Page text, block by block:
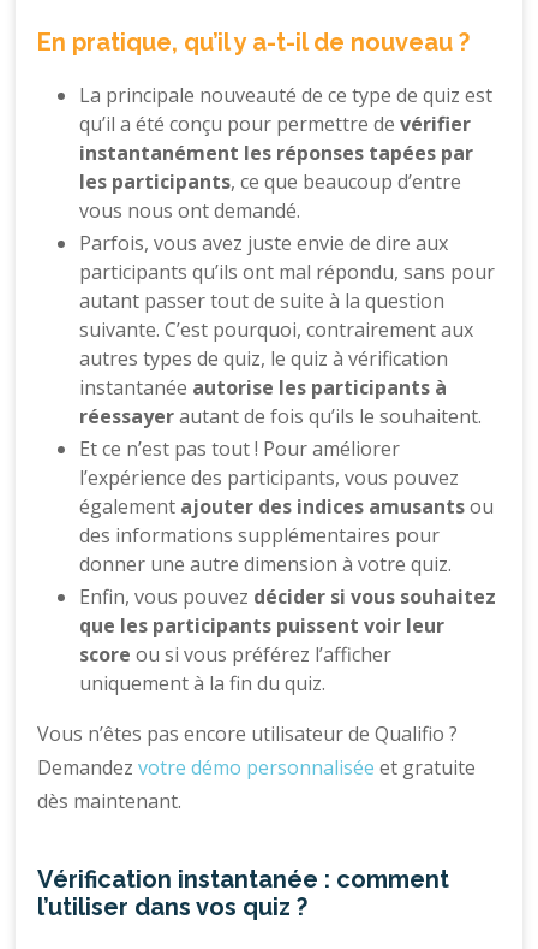
En pratique, qu’il y a-t-il de nouveau ?
La principale nouveauté de ce type de quiz est
qu’il a été conçu pour permettre devérifier
instantanément les réponses tapées par
les participants, ce que beaucoup d’entre
vous nous ont demandé.
Parfois, vous avez juste envie de dire aux
participants qu’ils ont mal répondu, sans pour
autant passer tout de suite à la question
suivante. C’est pourquoi, contrairement aux
autres types de quiz, le quiz à vérification
instantanée autorise les participants à
réessayerautant de fois qu’ils le souhaitent.
Et ce n’est pas tout ! Pour améliorer
l’expérience des participants, vous pouvez
également ajouter des indices amusantsou
des informations supplémentaires pour
donner une autre dimension à votre quiz.
Enfin, vous pouvez décider si vous souhaitez
que les participants puissent voir leur
score ou si vous préférez l’afficher
uniquement à la fin du quiz.
Vous n’êtes pas encore utilisateur de Qualifio ?
Demandezvotre démo personnalisée et gratuite
dès maintenant.
Vérification instantanée : comment
l’utiliser dans vos quiz ?